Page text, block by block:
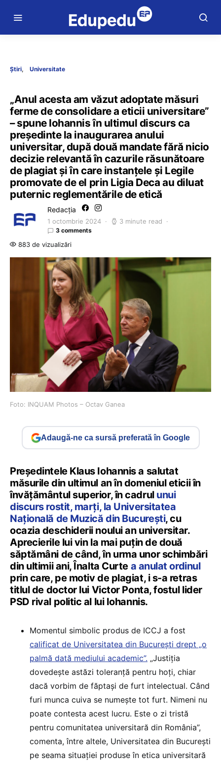
Știri Universitate
„Anul acesta am văzut adoptate măsuri
ferme de consolidare a eticii universitare”
– spune Iohannis în ultimul discurs ca
președinte la inaugurarea anului
universitar, după două mandate fără nicio
decizie relevantă în cazurile răsunătoare
de plagiat și în care instanțele și Legile
promovate de el prin Ligia Deca au diluat
puternic reglementările de etică
Redacția
1 octombrie 2024 3 minute read
3 comments
883 de vizualizări
Foto: INQUAM Photos – Octav Ganea
Adaugă-ne ca sursă preferată în Google
Președintele Klaus Iohannis a salutat
măsurile din ultimul an în domeniul eticii în
învățământul superior, în cadrul unui
discurs rostit, marți, la Universitatea
Națională de Muzică din București, cu
ocazia deschiderii noului an universitar.
Aprecierile lui vin la mai puțin de două
săptămâni de când, în urma unor schimbări
din ultimii ani, Înalta Curte a anulat ordinul
prin care, pe motiv de plagiat, i s-a retras
titlul de doctor lui Victor Ponta, fostul lider
PSD rival politic al lui Iohannis.
Momentul simbolic produs de ICCJ a fost
calificat de Universitatea din București drept „o
palmă dată mediului academic”. „Justiția
dovedește astăzi toleranță pentru hoți, chiar
dacă vorbim de făptași de furt intelectual. Când
furi munca cuiva se numește tot furt. Nimeni nu
poate contesta acest lucru. Este o zi tristă
pentru comunitatea universitară din România”,
comenta, între altele, Universitatea din București
pe seama situației produse în etica universitară